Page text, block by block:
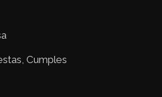
Cumples